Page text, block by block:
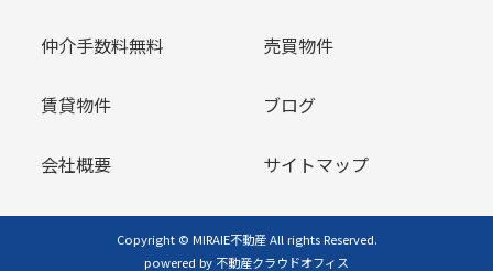
仲介手数料無料 売買物件
賃貸物件 ブログ
会社概要 サイトマップ
Copyright © MIRAIE不動産 All rights Reserved.
powered by 不動産クラウドオフィス